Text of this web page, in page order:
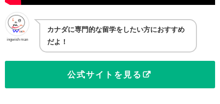
ingwish man
カナダに専門的な留学をしたい方におすすめ
だよ！
公式サイトを見る